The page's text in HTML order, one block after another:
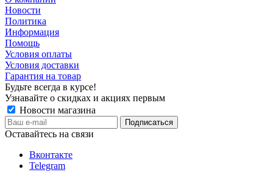
Новости
Политика
Информация
Помощь
Условия оплаты
Условия доставки
Гарантия на товар
Будьте всегда в курсе!
Узнавайте о скидках и акциях первым
Новости магазина
Оставайтесь на связи
Вконтакте
Telegram